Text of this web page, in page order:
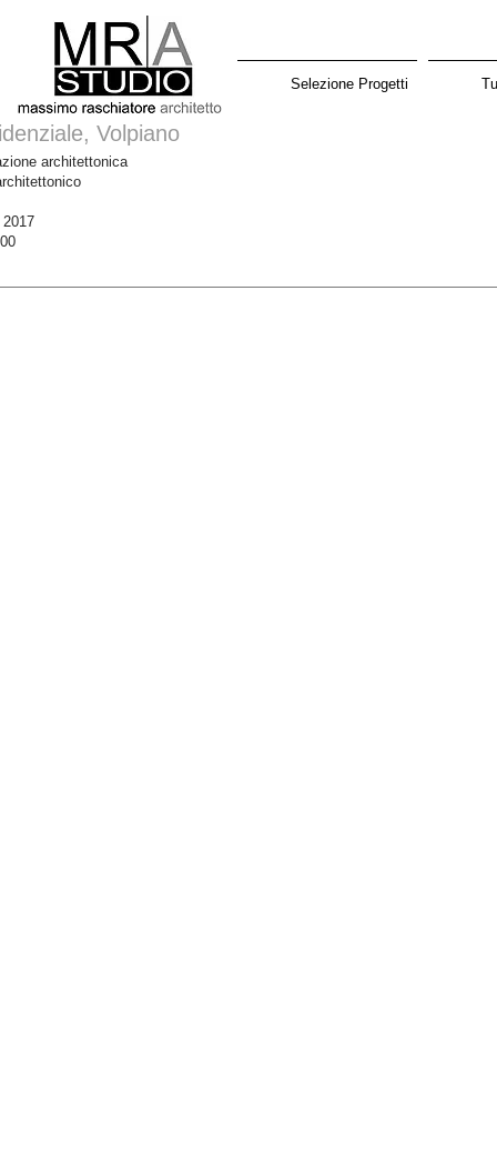
Selezione Progetti
Volpiano
architettonica
2017